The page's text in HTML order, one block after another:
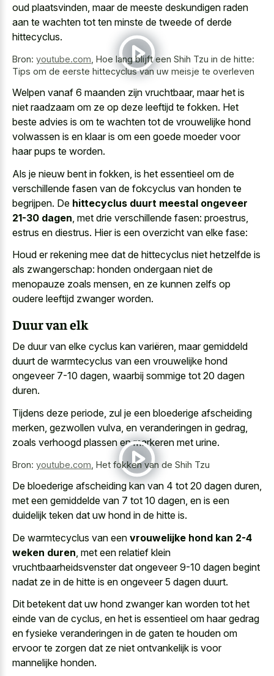
oud plaatsvinden, maar de meeste deskundigen raden
aan te wachten tot ten minste de tweede of derde
hittecyclus.
Bron: youtube.com Hoe lang blijft een Shih Tzu in de hitte:
Tips om de eerste hittecyclus van uw meisje te overleven
Welpen vanaf 6 maanden zijn vruchtbaar, maar het is
niet raadzaam om ze op deze leeftijd te fokken. Het
beste advies is om te wachten tot de vrouwelijke hond
volwassen is en klaar is om een goede moeder voor
haar pups te worden.
Als je nieuw bent in fokken, is het essentieel om de
verschillende fasen van de fokcyclus van honden te
begrijpen. De hittecyclus duurt meestal ongeveer
21-30 dagen , met drie verschillende fasen: proestrus,
estrus en diestrus. Hier is een overzicht van elke fase:
Houd er rekening mee dat de hittecyclus niet hetzelfde is
als zwangerschap: honden ondergaan niet de
menopauze zoals mensen, en ze kunnen zelfs op
oudere leeftijd zwanger worden.
Duur van elk
De duur van elke cyclus kan variëren, maar gemiddeld
duurt de warmtecyclus van een vrouwelijke hond
ongeveer 7-10 dagen, waarbij sommige tot 20 dagen
duren.
Tijdens deze periode, zul je een bloederige afscheiding
merken, gezwollen vulva, en veranderingen in gedrag,
zoals verhoogd plassen en markeren met urine.
Bron: youtube.com Het fokken van de Shih Tzu
De bloederige afscheiding kan van 4 tot 20 dagen duren,
met een gemiddelde van 7 tot 10 dagen, en is een
duidelijk teken dat uw hond in de hitte is.
De warmtecyclus van een vrouwelijke hond kan 2-4
weken duren , met een relatief klein
vruchtbaarheidsvenster dat ongeveer 9-10 dagen begint
nadat ze in de hitte is en ongeveer 5 dagen duurt.
Dit betekent dat uw hond zwanger kan worden tot het
einde van de cyclus, en het is essentieel om haar gedrag
en fysieke veranderingen in de gaten te houden om
ervoor te zorgen dat ze niet ontvankelijk is voor
mannelijke honden.